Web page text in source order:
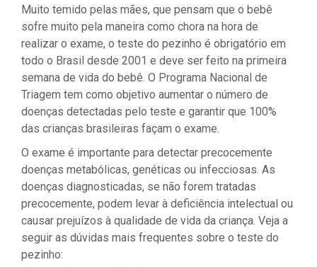
Muito temido pelas mães, que pensam que o bebê
sofre muito pela maneira como chora na hora de
realizar o exame, o teste do pezinho é obrigatório em
todo o Brasil desde 2001 e deve ser feito na primeira
semana de vida do bebê. O Programa Nacional de
Triagem tem como objetivo aumentar o número de
doenças detectadas pelo teste e garantir que 100%
das crianças brasileiras façam o exame.
O exame é importante para detectar precocemente
doenças metabólicas, genéticas ou infecciosas. As
doenças diagnosticadas, se não forem tratadas
precocemente, podem levar à deficiência intelectual ou
causar prejuízos à qualidade de vida da criança. Veja a
seguir as dúvidas mais frequentes sobre o teste do
pezinho: